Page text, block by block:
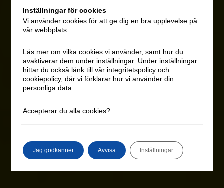
Inställningar för cookies
Vi använder cookies för att ge dig en bra upplevelse på
vår webbplats.
Läs mer om vilka cookies vi använder, samt hur du
avaktiverar dem under inställningar. Under inställningar
hittar du också länk till vår integritetspolicy och
cookiepolicy, där vi förklarar hur vi använder din
personliga data.
Accepterar du alla cookies?
Jag godkänner Avvisa Inställningar